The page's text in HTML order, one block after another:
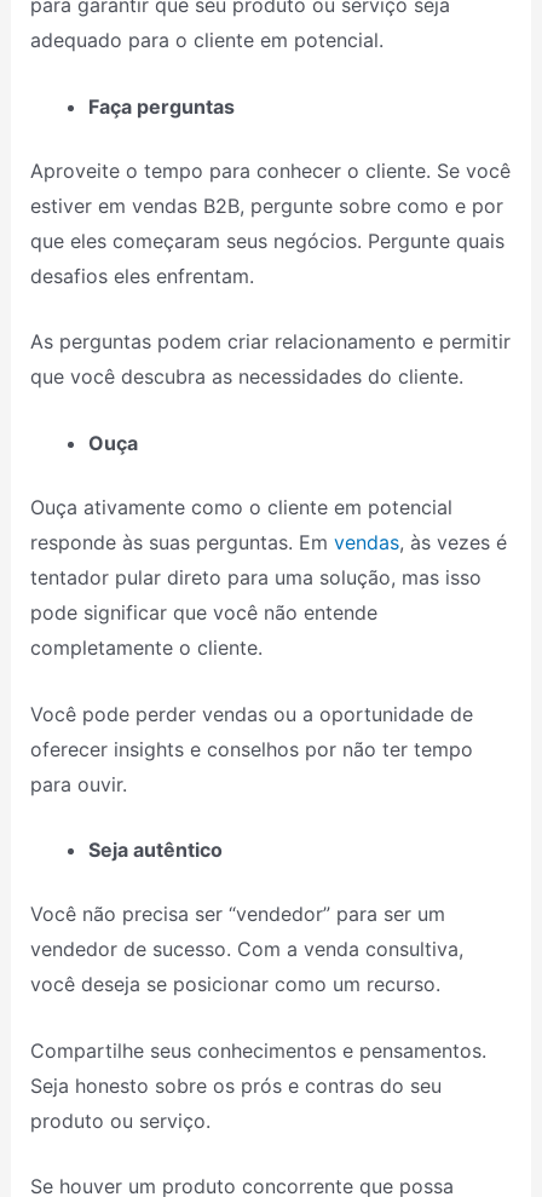
para garantir que seu produto ou serviço seja
adequado para o cliente em potencial.
Faça perguntas
Aproveite o tempo para conhecer o cliente. Se você
estiver em vendas B2B, pergunte sobre como e por
que eles começaram seus negócios. Pergunte quais
desafios eles enfrentam.
As perguntas podem criar relacionamento e permitir
que você descubra as necessidades do cliente.
Ouça
Ouça ativamente como o cliente em potencial
responde às suas perguntas. Em vendas, às vezes é
tentador pular direto para uma solução, mas isso
pode significar que você não entende
completamente o cliente.
Você pode perder vendas ou a oportunidade de
oferecer insights e conselhos por não ter tempo
para ouvir.
Seja autêntico
Você não precisa ser “vendedor” para ser um
vendedor de sucesso. Com a venda consultiva,
você deseja se posicionar como um recurso.
Compartilhe seus conhecimentos e pensamentos.
Seja honesto sobre os prós e contras do seu
produto ou serviço.
Se houver um produto concorrente que possa